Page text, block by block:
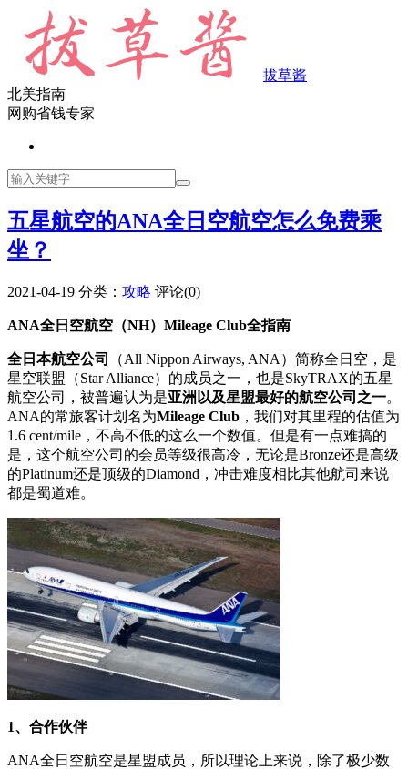
拔草酱
北美指南
网购省钱专家
五星航空的ANA全日空航空怎么免费乘
坐？
2021-04-19 分类： 攻略 评论(0)
ANA全日空航空（NH）Mileage Club全指南
全日本航空公司
（All Nippon Airways, ANA）简称全日空，是
星空联盟（Star Alliance）的成员之一，也是SkyTRAX的五星
航空公司，被普遍认为是亚洲以及星盟最好的航空公司之一。
ANA的常旅客计划名为Mileage Club ，我们对其里程的估值为
1.6 cent/mile，不高不低的这么一个数值。但是有一点难搞的
是，这个航空公司的会员等级很高冷，无论是Bronze还是高级
的Platinum还是顶级的Diamond，冲击难度相比其他航司来说
都是蜀道难。
1、合作伙伴
ANA全日空航空是星盟成员，所以理论上来说，除了极少数